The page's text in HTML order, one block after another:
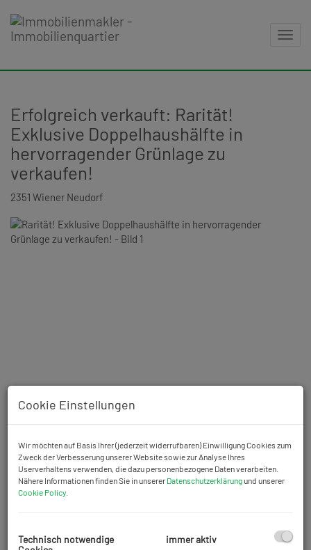
Erfolgreich verkauft: Rarität!
Exklusive Doppelhaushälfte in
hervorragender Grünlage zu
verkaufen!
2351 Wiener Neudorf
Cookie Einstellungen
Wir möchten auf Basis Ihrer (jederzeit widerrufbaren) Einwilligung Cookies zum
Zweck der Verbesserung unserer Website sowie zur Analyse Ihres
Userverhaltens verwenden, die dazu personenbezogene Daten verarbeiten.
Nähere Informationen finden Sie in unserer Datenschutzerklärungund unserer
Cookie Policy
Technisch notwendige
immer aktiv